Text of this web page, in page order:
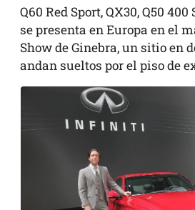
Q60 Red Sport, QX30, Q50
se presenta en Europa en el
Show de Ginebra, un sitio en
andan sueltos por el piso de